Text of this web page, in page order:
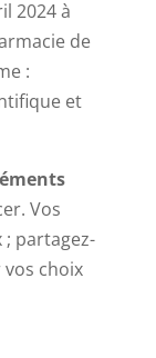
2024 à
de
:
et
Vos
; partagez-
choix